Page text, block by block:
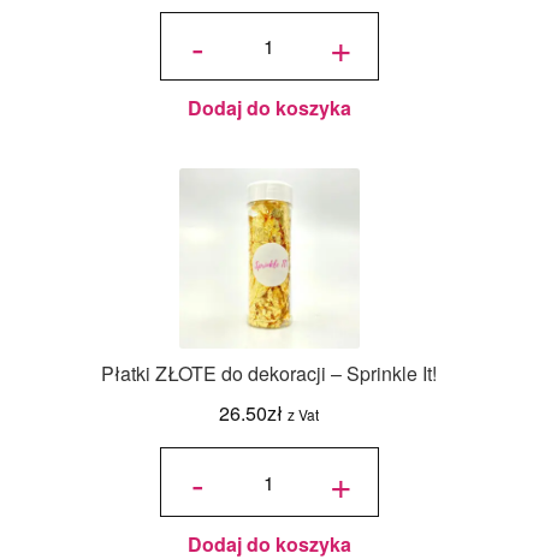
-
ilość
Gołąb
10 x
6,1
Złoty
lustro
+
Dodaj do koszyka
Płatki ZŁOTE do dekoracji – Sprinkle It!
26.50zł z Vat
-
ilość
do
dekoracji
-
Sprinkle
It!
+
Dodaj do koszyka